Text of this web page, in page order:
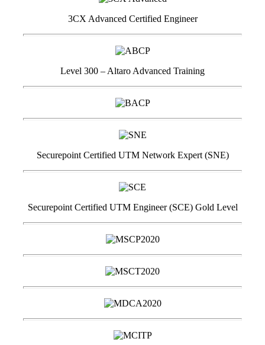
3CX Advanced Certified Engineer
Level 300 – Altaro Advanced Training
Securepoint Certified UTM Network Expert (SNE)
Securepoint Certified UTM Engineer (SCE) Gold Level